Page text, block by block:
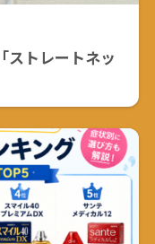
ストレートネッ